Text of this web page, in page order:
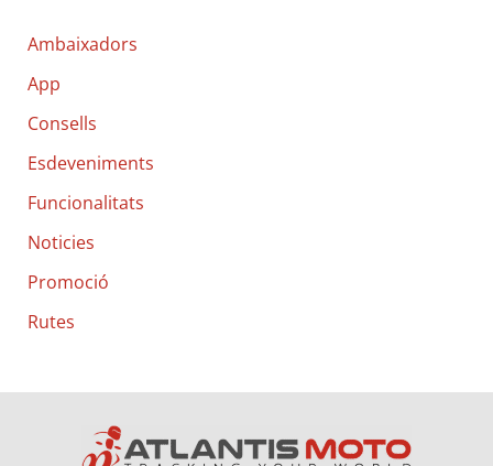
a
:
Ambaixadors
App
Consells
Esdeveniments
Funcionalitats
Noticies
Promoció
Rutes